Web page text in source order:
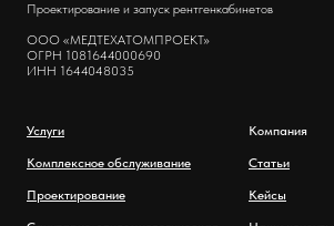
Проектирование и запуск рентгенкабинетов
ООО «МЕДТЕХАТОМПРОЕКТ»
ОГРН 1081644000690
ИНН 1644048035
Услуги
Комплексное обслуживание
Проектирование
Компания
Статьи
Кейсы